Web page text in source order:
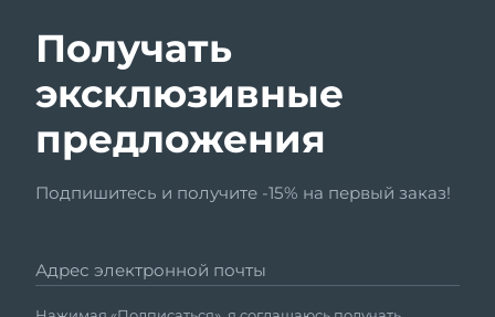
Получать
эксклюзивные
предложения
Подпишитесь и получите -15% на первый заказ!
Адрес электронной почты